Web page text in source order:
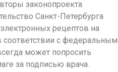
законопроекта
Санкт-Петербурга
рецептов на
с федеральным
может попросить
за подписью врача.